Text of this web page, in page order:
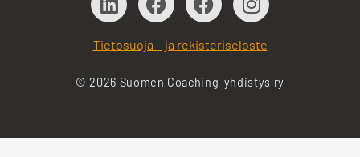
Tietosuoja— ja rekisteriseloste
© 2026 Suomen Coaching-yhdistys ry